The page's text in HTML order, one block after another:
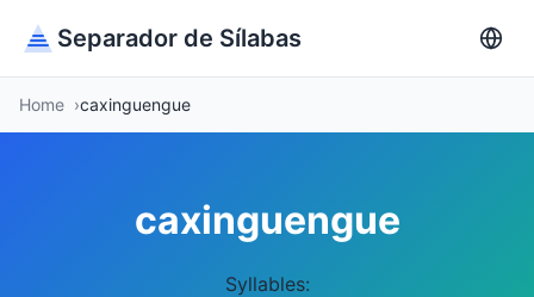
Separador de Sílabas
Home caxinguengue
caxinguengue
Syllables: